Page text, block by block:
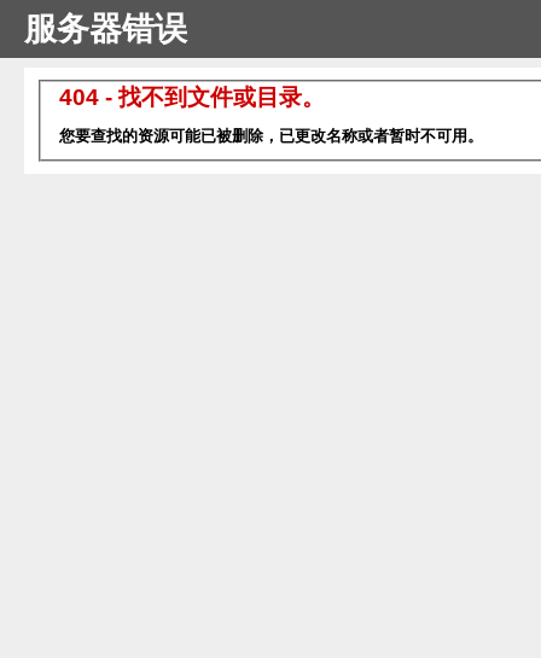
服务器错误
404 - 找不到文件或目录。
您要查找的资源可能已被删除，已更改名称或者暂时不可用。